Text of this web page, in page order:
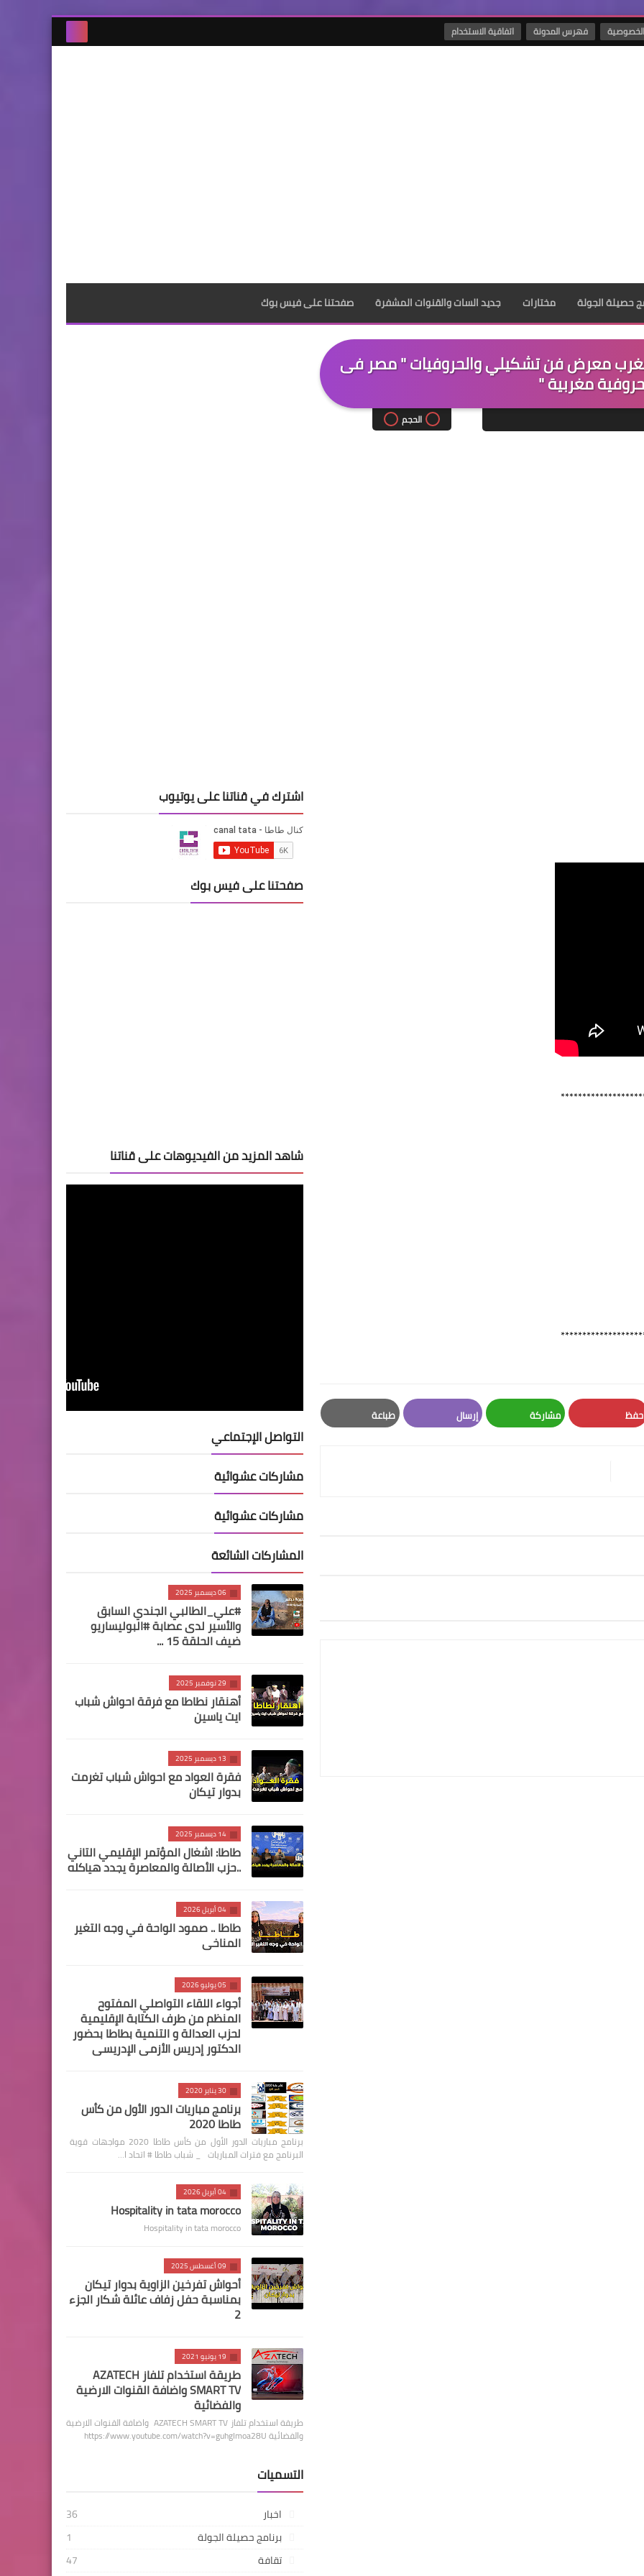
فهرس المدونة اتفاقية الاستخدام
حصيلة الجولة مختارات جديد السات والقنوات المشفرة صفحتنا على فيس بوك
معرض فن تشكيلي والحروفيات " مصر فى
مغربية "
الحجم
حفظ مشاركة إرسال طباعة
اشترك في قناتنا على يوتيوب
صفحتنا على فيس بوك
شاهد المزيد من الفيديوهات على قناتنا
التواصل الإجتماعي
مشاركات عشوائية
مشاركات عشوائية
المشاركات الشائعة
06 ديسمبر 2025
#علي_الطالبي الجندي السابق
والأسير لدى عصابة #البوليساريو
ضيف الحلقة 15 ...
29 نوفمبر 2025
أهنقار نطاطا مع فرقة احواش شباب
ايت ياسين
13 ديسمبر 2025
فقرة العواد مع احواش شباب تغرمت
بدوار تيكان
14 ديسمبر 2025
طاطا: اشغال المؤتمر الإقليمي التاني
..حزب الأصالة والمعاصرة يجدد هياكله
04 أبريل 2026
طاطا .. صمود الواحة في وجه التغير
المناخي
05 يوليو 2026
أجواء اللقاء التواصلي المفتوح
المنظم من طرف الكتابة الإقليمية
لحزب العدالة و التنمية بطاطا بحضور
الدكتور إدريس الأزمي الإدريسي
30 يناير 2020
برنامج مباريات الدور الأول من كأس
طاطا 2020
برنامج مباريات الدور الأول من كأس طاطا 2020 مواجهات قوية
البرنامج مع فترات المباريات _ شباب طاطا # اتحاد ا…
04 أبريل 2026
Hospitality in tata morocco
Hospitality in tata morocco
09 أغسطس 2025
أحواش تفرخين الزاوية بدوار تيكان
بمناسبة حفل زفاف عائلة شكار الجزء
2
19 يونيو 2021
طريقة استخدام تلفاز AZATECH
SMART TV واضافة القنوات الارضية
والفضائية
طريقة استخدام تلفاز AZATECH SMART TV واضافة القنوات الارضية
والفضائية https://www.youtube.com/watch?v=guhgImoa28U
التسميات
اخبار
36
برنامج حصيلة الجولة
1
تقافة
47